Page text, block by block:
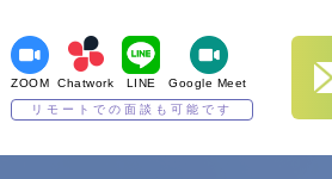
ZOOM Chatwork LINE
Google Meet
リモートでの面談も可能です